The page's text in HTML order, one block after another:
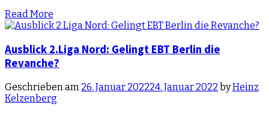
Read More
Ausblick 2.Liga Nord: Gelingt EBT Berlin die
Revanche?
Geschrieben am 26. Januar 202224. Januar 2022 byHeinz
Kelzenberg